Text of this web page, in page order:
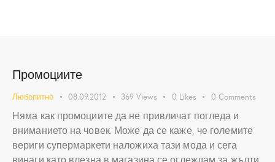
Промоциите
Любопитно 08.09.2012 369 Views 0 Likes 0 Comments
Няма как промоциите да не привличат погледа и
вниманието на човек. Може да се каже, че големите
вериги супермаркети наложиха тази мода и сега